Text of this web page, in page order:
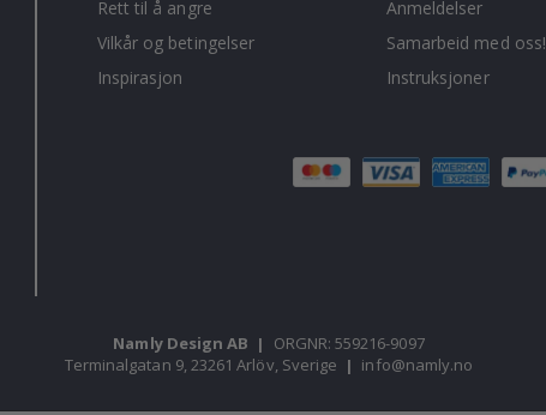
Rett til å angre
Vilkår og betingelser
Inspirasjon
Anmeldelser
Samarbeid med oss!
Instruksjoner
Namly Design AB |
ORGNR: 559216-9097
Terminalgatan 9, 23261 Arlöv, Sverige | info@namly.no